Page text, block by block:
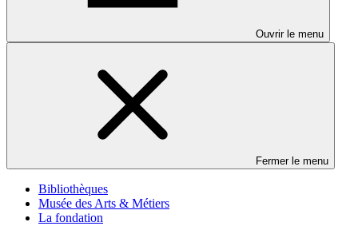
Ouvrir le menu
Fermer le menu
Bibliothèques
Musée des Arts & Métiers
La fondation